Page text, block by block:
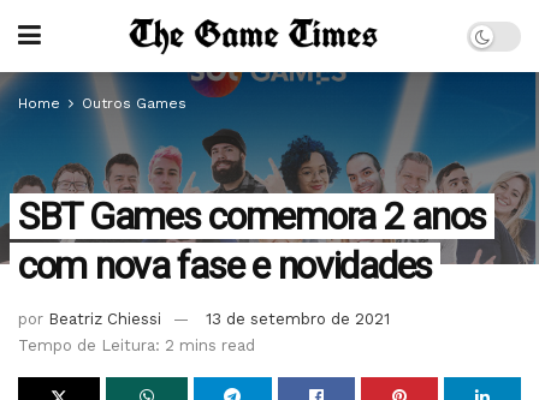
Home Outros Games
SBT Games comemora 2 anos
com nova fase e novidades
por Beatriz Chiessi
13 de setembro de 2021
Tempo de Leitura: 2 mins read